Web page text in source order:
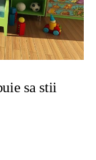
sa stii